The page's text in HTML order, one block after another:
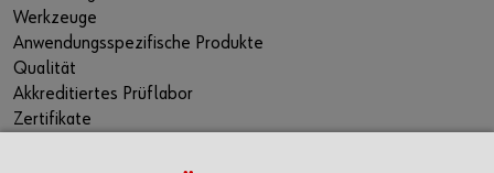
Werkzeuge
Anwendungsspezifische Produkte
Qualität
Akkreditiertes Prüflabor
Zertifikate